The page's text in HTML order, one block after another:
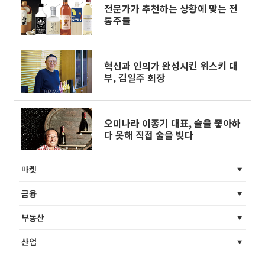
전문가가 추천하는 상황에 맞는 전
통주들
혁신과 인의가 완성시킨 위스키 대
부, 김일주 회장
오미나라 이종기 대표, 술을 좋아하
다 못해 직접 술을 빚다
마켓
금융
부동산
산업